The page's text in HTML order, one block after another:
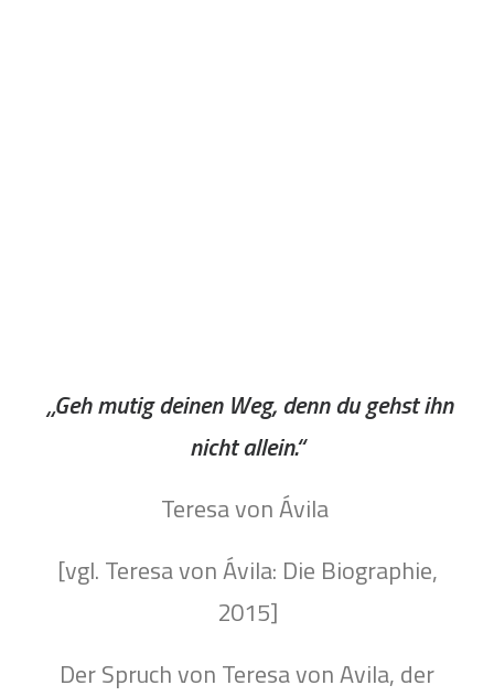
„Geh mutig deinen Weg, denn du gehst ihn
nicht allein.“
Teresa von Ávila
[vgl. Teresa von Ávila: Die Biographie,
2015]
Der Spruch von Teresa von Avila, der